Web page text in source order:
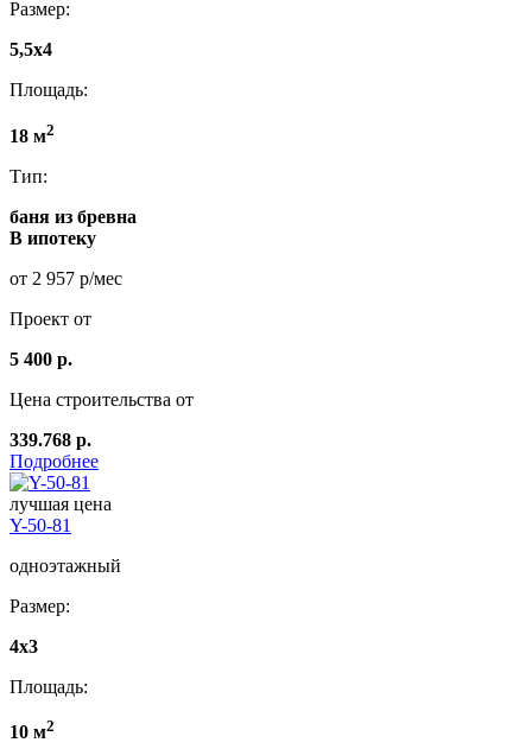
Размер:
5,5x4
Площадь:
18 м2
Тип:
баня из бревна
В ипотеку
от 2 957 р/мес
Проект от
5 400 р.
Цена строительства от
339.768 р.
Подробнее
лучшая цена
Y-50-81
одноэтажный
Размер:
4x3
Площадь:
10 м2